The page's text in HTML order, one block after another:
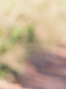
Dane Treningowe AI